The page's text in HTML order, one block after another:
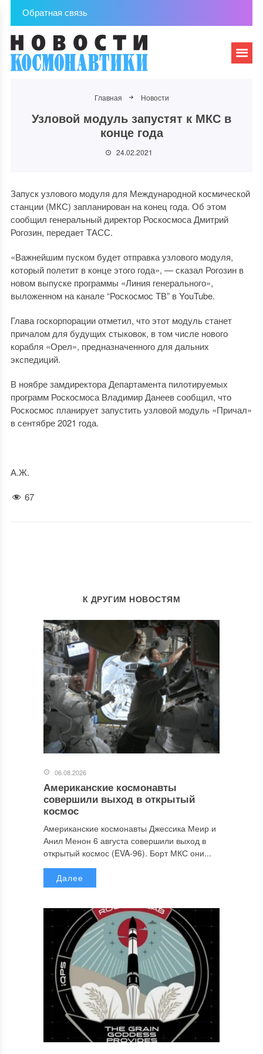
Обратная связь
Главная Новости
Узловой модуль запустят к МКС в
конце года
24.02.2021
Запуск узлового модуля для Международной космической
станции (МКС) запланирован на конец года. Об этом
сообщил генеральный директор Роскосмоса Дмитрий
Рогозин, передает ТАСС.
«Важнейшим пуском будет отправка узлового модуля,
который полетит в конце этого года», — сказал Рогозин в
новом выпуске программы «Линия генерального»,
выложенном на канале “Роскосмос ТВ” в YouTube.
Глава госкорпорации отметил, что этот модуль станет
причалом для будущих стыковок, в том числе нового
корабля «Орел», предназначенного для дальних
экспедиций.
В ноябре замдиректора Департамента пилотируемых
программ Роскосмоса Владимир Данеев сообщил, что
Роскосмос планирует запустить узловой модуль «Причал»
в сентябре 2021 года.
А.Ж.
67
К ДРУГИМ НОВОСТЯМ
06.08.2026
Американские космонавты
совершили выход в открытый
космос
Американские космонавты Джессика Меир и
Анил Менон 6 августа совершили выход в
открытый космос (EVA-96). Борт МКС они...
Далее